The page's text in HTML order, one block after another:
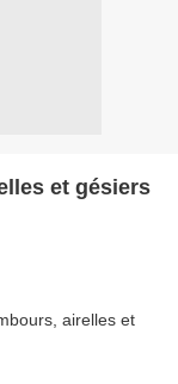
et gésiers